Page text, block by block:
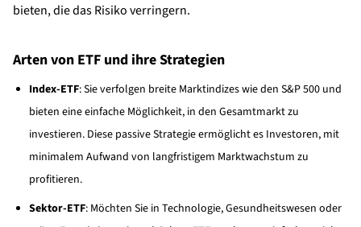
bieten, die das Risiko verringern.
Arten von ETF und ihre Strategien
Index-ETF: Sie verfolgen breite Marktindizes wie den S&P 500 und
bieten eine einfache Möglichkeit, in den Gesamtmarkt zu
investieren. Diese passive Strategie ermöglicht es Investoren, mit
minimalem Aufwand von langfristigem Marktwachstum zu
profitieren.
Sektor-ETF: Möchten Sie in Technologie, Gesundheitswesen oder